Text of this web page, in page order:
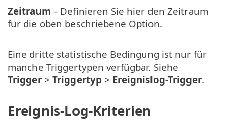
Zeitraum – Definieren Sie hier den Zeitraum
für die oben beschriebene Option.
Eine dritte statistische Bedingung ist nur für
manche Triggertypen verfügbar. Siehe
Trigger > Triggertyp > Ereignislog-Trigger.
Ereignis-Log-Kriterien